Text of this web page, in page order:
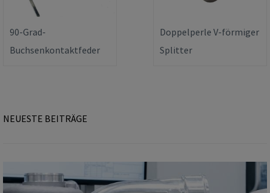
90-Grad-
Buchsenkontaktfeder
Doppelperle V-förmiger
Splitter
NEUESTE BEITRÄGE